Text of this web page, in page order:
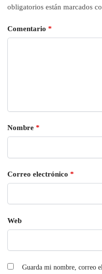
obligatorios están marcados
Comentario *
Nombre *
Correo electrónico *
Web
Guarda mi nombre, correo